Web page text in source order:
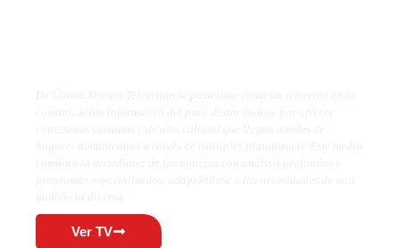
Ver TV